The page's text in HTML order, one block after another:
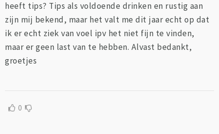
heeft tips? Tips als voldoende drinken en rustig aan
zijn mij bekend, maar het valt me dit jaar echt op dat
ik er echt ziek van voel ipv het niet fijn te vinden,
maar er geen last van te hebben. Alvast bedankt,
groetjes
0